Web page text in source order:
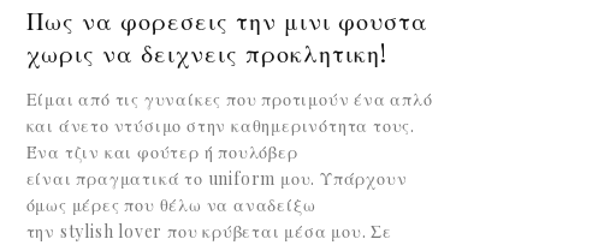
Πως να φορεσεις την μινι φουστα
χωρις να δειχνεις προκλητικη!
Είμαι από τις γυναίκες που προτιμούν ένα απλό
και άνετο ντύσιμο στην καθημερινότητα τους.
Ένα τζιν και φούτερ ή πουλόβερ
είναι πραγματικά το uniform μου. Υπάρχουν
όμως μέρες που θέλω να αναδείξω
την stylish lover που κρύβεται μέσα μου. Σε